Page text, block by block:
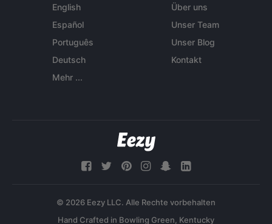
English
Español
Português
Deutsch
Mehr ...
Über uns
Unser Team
Unser Blog
Kontakt
© 2026 Eezy LLC. Alle Rechte vorbehalten